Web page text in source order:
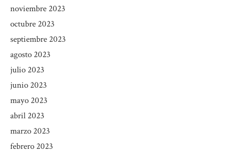
noviembre 2023
octubre 2023
septiembre 2023
agosto 2023
julio 2023
junio 2023
mayo 2023
abril 2023
marzo 2023
febrero 2023